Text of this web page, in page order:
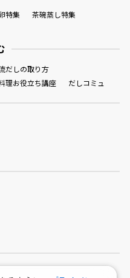
特集 茶碗蒸し特集
だしの取り方
理お役立ち講座 だしコミュ